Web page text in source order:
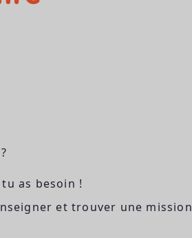
as besoin !
et trouver une mission